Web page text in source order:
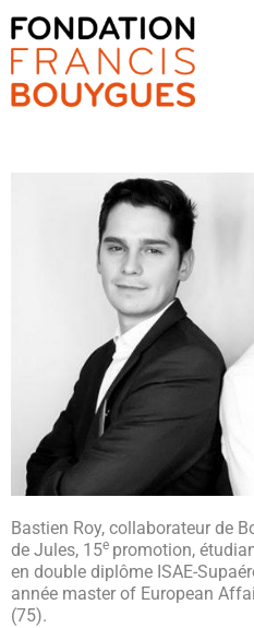
Bastien Roy, collaborateur de
de Jules, 15e promotion,
en double diplôme ISAE-
année master of European
(75).